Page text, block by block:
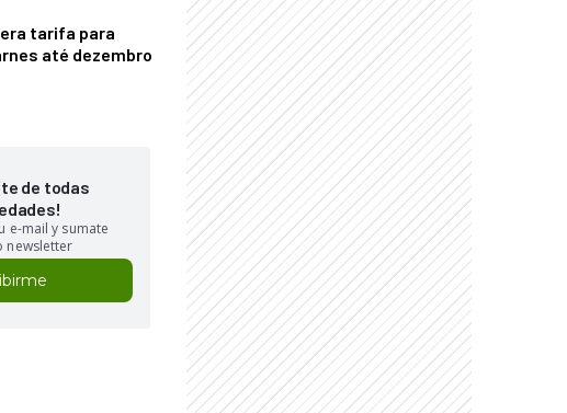
tarifa para
até dezembro
de todas
e-mail y sumate
newsletter